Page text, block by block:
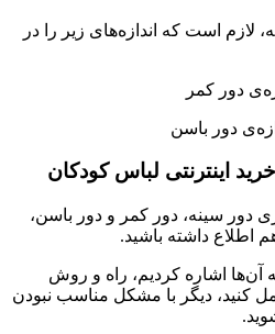
لازم است که اندازه‌های زیر را در
دور کمر
دور باسن
اینترنتی لباس کودکان
دور سینه، دور کمر و دور باسن،
اطلاع داشته باشید.
آن‌ها اشاره کردیم، راه و روش
کنید، دیگر با مشکل مناسب نبودن